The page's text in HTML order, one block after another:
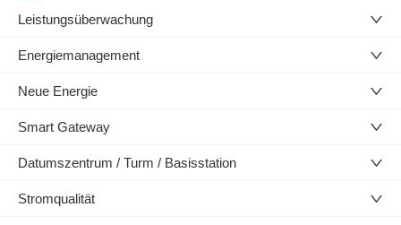
Leistungsüberwachung
Energiemanagement
Neue Energie
Smart Gateway
Datumszentrum / Turm / Basisstation
Stromqualität